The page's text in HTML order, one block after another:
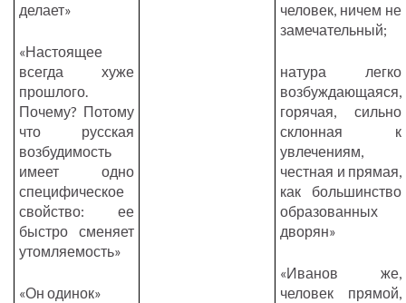
делает»
«Настоящее
всегда хуже
прошлого.
Почему? Потому
что русская
возбудимость
имеет одно
специфическое
свойство: ее
быстро сменяет
утомляемость»
«Он одинок»
человек, ничем не
замечательный;
натура легко
возбуждающаяся,
горячая, сильно
склонная к
увлечениям,
честная и прямая,
как большинство
образованных
дворян»
«Иванов же,
человек прямой,